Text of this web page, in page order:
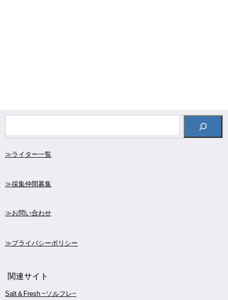
≫ライター一覧
≫採集仲間募集
≫お問い合わせ
≫プライバシーポリシー
関連サイト
Salt＆Fresh ~ソルフレ~